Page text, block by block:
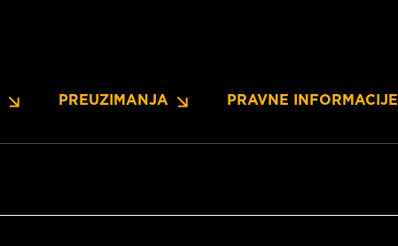
PREUZIMANJA PRAVNE INFORMACIJE